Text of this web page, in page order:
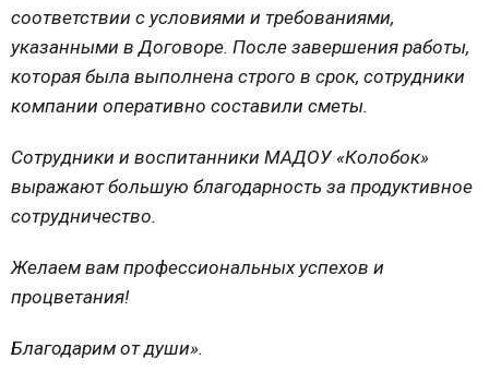
соответствии с условиями и требованиями,
указанными в Договоре. После завершения работы,
которая была выполнена строго в срок, сотрудники
компании оперативно составили сметы.
Сотрудники и воспитанники МАДОУ «Колобок»
выражают большую благодарность за продуктивное
сотрудничество.
Желаем вам профессиональных успехов и
процветания!
Благодарим от души».